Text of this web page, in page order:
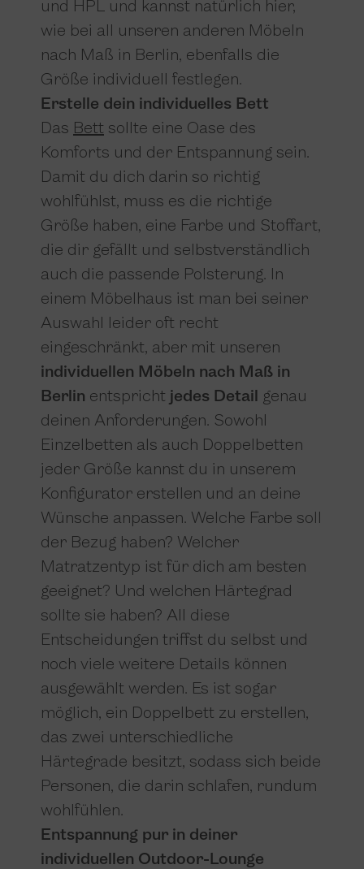
und HPL und kannst natürlich hier,
wie bei all unseren anderen Möbeln
nach Maß in Berlin, ebenfalls die
Größe individuell festlegen.
Erstelle dein individuelles Bett
Das Bett sollte eine Oase des
Komforts und der Entspannung sein.
Damit du dich darin so richtig
wohlfühlst, muss es die richtige
Größe haben, eine Farbe und Stoffart,
die dir gefällt und selbstverständlich
auch die passende Polsterung. In
einem Möbelhaus ist man bei seiner
Auswahl leider oft recht
eingeschränkt, aber mit unseren
individuellen Möbeln nach Maß in
Berlin entspricht jedes Detail
genau
deinen Anforderungen. Sowohl
Einzelbetten als auch Doppelbetten
jeder Größe kannst du in unserem
Konfigurator erstellen und an deine
Wünsche anpassen. Welche Farbe soll
der Bezug haben? Welcher
Matratzentyp ist für dich am besten
geeignet? Und welchen Härtegrad
sollte sie haben? All diese
Entscheidungen triffst du selbst und
noch viele weitere Details können
ausgewählt werden. Es ist sogar
möglich, ein Doppelbett zu erstellen,
das zwei unterschiedliche
Härtegrade besitzt, sodass sich beide
Personen, die darin schlafen, rundum
wohlfühlen.
Entspannung pur in deiner
individuellen Outdoor-Lounge